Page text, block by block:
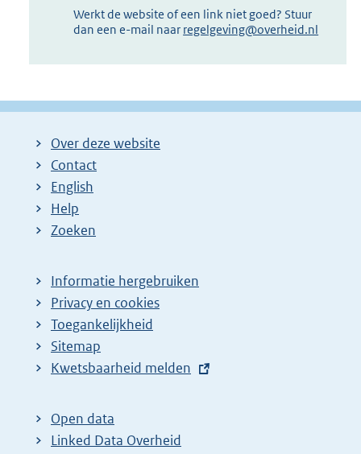
Werkt de website of een link niet goed? Stuur
dan een e-mail naar regelgeving@overheid.nl
Over deze website
Contact
English
Help
Zoeken
Informatie hergebruiken
Privacy en cookies
Toegankelijkheid
Sitemap
E
t
e
Kwetsbaarheid melden
Open data
Linked Data Overheid